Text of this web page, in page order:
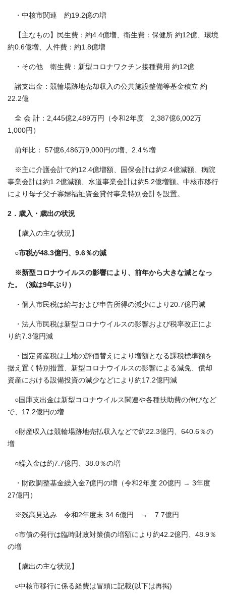
・中核市関連 約19.2億の増
【主なもの】民生費：約4.4億増、衛生費：保健所 約12億、環境
約0.6億増、人件費：約1.8億増
・その他 衛生費：新型コロナワクチン接種費用 約12億
諸支出金：競輪場跡地売却収入の公共施設整備等基金積立 約
22.2億
全 会 計：2,445億2,489万円（令和2年度 2,387億6,002万
1,000円）
前年比： 57億6,486万9,000円の増、2.4％増
※主に介護会計で約12.4億増額、国保会計は約2.4億減額、病院
事業会計は約1.2億減額、水道事業会計は約5.2億増額。中核市移行
により母子父子寡婦福祉資金貸付事業特別会計を設置。
2．歳入・歳出の状況
【歳入の主な状況】
○市税が48.3億円、9.6％の減
※新型コロナウイルスの影響により、前年から大きな減となっ
た。（減は9年ぶり）
・個人市民税は給与および申告所得の減少により20.7億円減
・法人市民税は新型コロナウイルスの影響および税率改正によ
り約7.3億円減
・固定資産税は土地の評価替えにより増額となる課税標準額を
据え置く特別措置、新型コロナウイルスの影響による減免、償却
資産における設備投資の減少などにより約17.2億円減
○国庫支出金は新型コロナウイルス関連や各種扶助費の伸びなど
で、17.2億円の増
○財産収入は競輪場跡地売払収入などで約22.3億円、640.6％の
増
○繰入金は約7.7億円、38.0％の増
・財政調整基金繰入金7億円の増（令和2年度 20億円 → 3年度
27億円）
※残高見込み 令和2年度末 34.6億円 → 7.7億円
○市債の発行は臨時財政対策債の増額により約42.2億円、48.9％
の増
【歳出の主な状況】
○中核市移行に係る経費は冒頭に記載(以下は再掲)